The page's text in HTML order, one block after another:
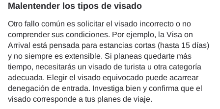
Malentender los tipos de visado
Otro fallo común es solicitar el visado incorrecto o no
comprender sus condiciones. Por ejemplo, la Visa on
Arrival está pensada para estancias cortas (hasta 15 días)
y no siempre es extensible. Si planeas quedarte más
tiempo, necesitarás un visado de turista u otra categoría
adecuada. Elegir el visado equivocado puede acarrear
denegación de entrada. Investiga bien y confirma que el
visado corresponde a tus planes de viaje.